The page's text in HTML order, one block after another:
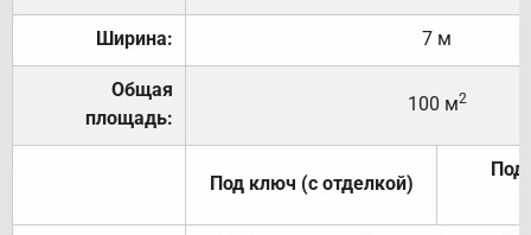
Ширина: 7 м
Общая
площадь:
100 м2
Под ключ (с отделкой)
Под